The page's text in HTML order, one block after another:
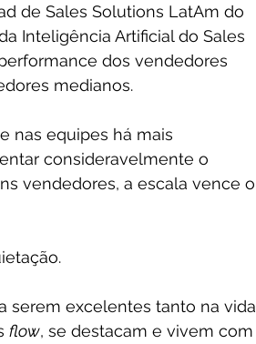
de Sales Solutions LatAm do
Inteligência Artificial do Sales
dos vendedores
medianos.
nas equipes há mais
consideravelmente o
vendedores, a escala vence o
serem excelentes tanto na vida
flow, se destacam e vivem com